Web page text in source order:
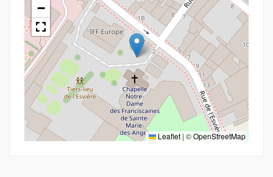
−
Leaflet | ©OpenStreetMap